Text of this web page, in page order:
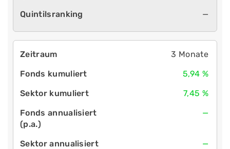
—
3 Monate
5,94 %
7,45 %
—
—